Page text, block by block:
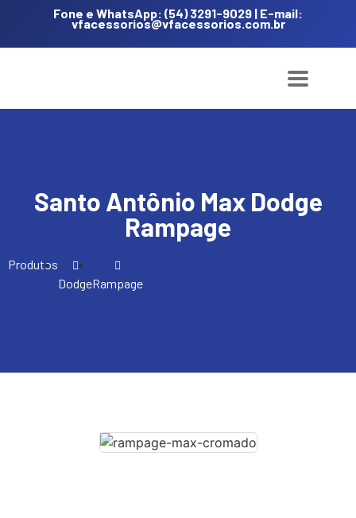
Fone e WhatsApp: (54) 3291-9029 | E-mail:
vfacessorios@vfacessorios.com.br
Santo Antônio Max Dodge
Rampage
Produtos
DodgeRampage